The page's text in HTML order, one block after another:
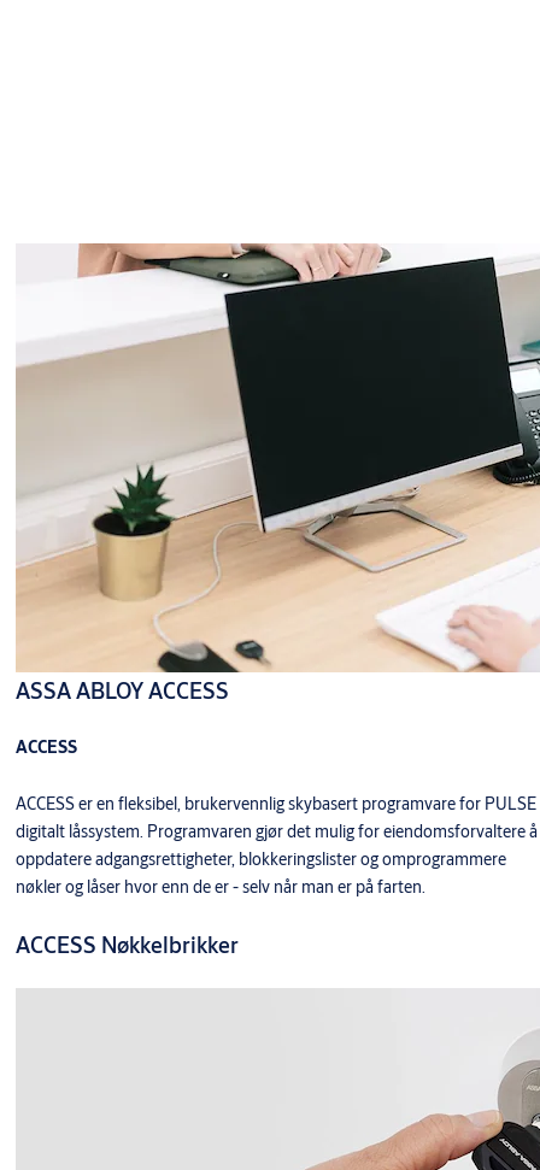
Produkt
Produkt-ID
SWING HANDLE GRÅ RAL 9006, MAN.
712396111000
SWING HANDLE GRÅ RAL 7021, MAN.
LÅSING
712396101000
SWING HANDLE GRÅ RAL 7021
712396100000
SWING HANDLE GRÅ RAL 9006
712396110000
ASSA ABLOY ACCESS
ACCESS
ACCESS er en fleksibel, brukervennlig skybasert programvare for PULSE
digitalt låssystem. Programvaren gjør det mulig for eiendomsforvaltere å
oppdatere adgangsrettigheter, blokkeringslister og omprogrammere
nøkler og låser hvor enn de er - selv når man er på farten.
ACCESS Nøkkelbrikker